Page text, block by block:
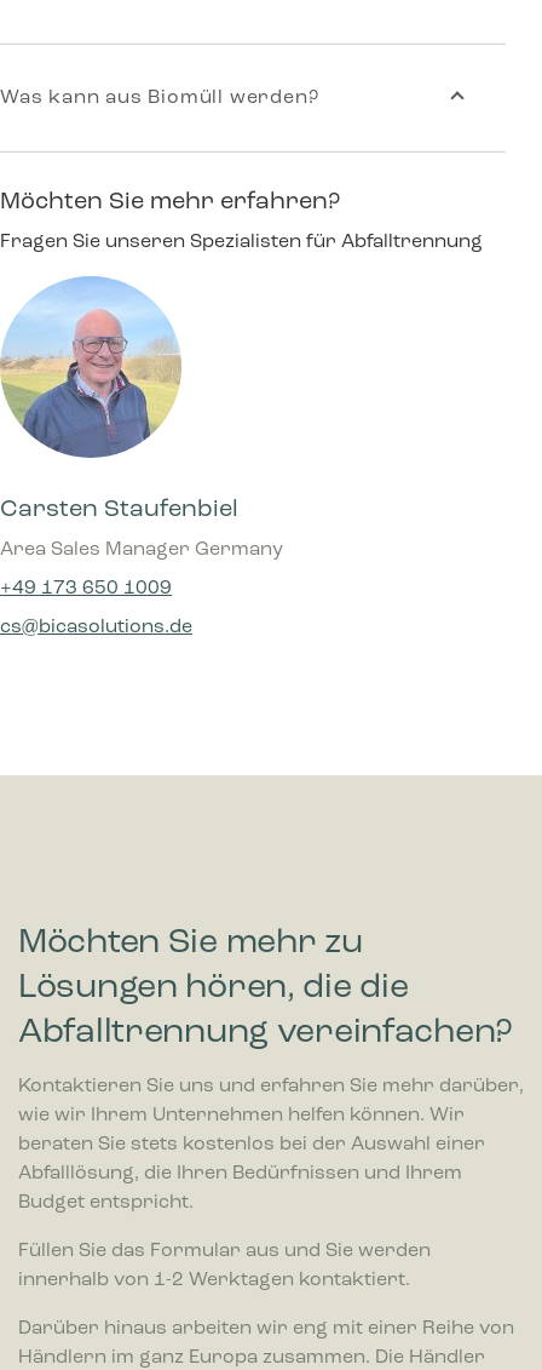
Was kann aus Biomüll werden?
Möchten Sie mehr erfahren?
Fragen Sie unseren Spezialisten für Abfalltrennung
Carsten Staufenbiel
Area Sales Manager Germany
+49 173 650 1009
cs@bicasolutions.de
Möchten Sie mehr zu
Lösungen hören, die die
Abfalltrennung vereinfachen?
Kontaktieren Sie uns und erfahren Sie mehr darüber,
wie wir Ihrem Unternehmen helfen können. Wir
beraten Sie stets kostenlos bei der Auswahl einer
Abfalllösung, die Ihren Bedürfnissen und Ihrem
Budget entspricht.
Füllen Sie das Formular aus und Sie werden
innerhalb von 1-2 Werktagen kontaktiert.
Darüber hinaus arbeiten wir eng mit einer Reihe von
Händlern im ganz Europa zusammen. Die Händler